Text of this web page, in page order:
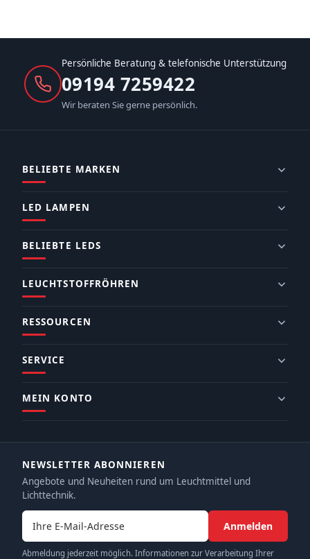
Persönliche Beratung & telefonische Unterstützung
09194 7259422
Wir beraten Sie gerne persönlich.
BELIEBTE MARKEN
LED LAMPEN
BELIEBTE LEDS
LEUCHTSTOFFRÖHREN
RESSOURCEN
SERVICE
MEIN KONTO
NEWSLETTER ABONNIEREN
Angebote und Neuheiten rund um Leuchtmittel und
Lichttechnik.
E-Mail-Adresse
Anmelden
Abmeldung jederzeit möglich. Informationen zur Verarbeitung Ihrer